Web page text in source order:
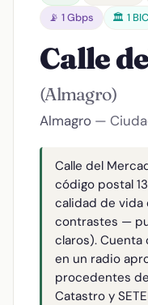
📡 1 Gbps
🏛️ 1 BIC
Calle
(Almagro)
Almagro —
Calle del
código postal
calidad de vida
contrastes —
claros).
en un radio
procedentes
Catastro y